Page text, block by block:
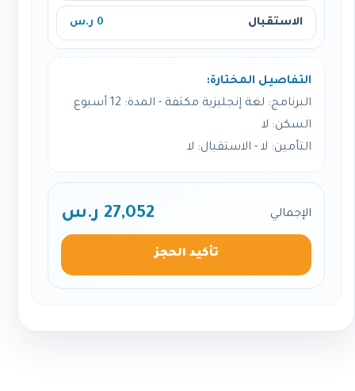
الاستقبال 0 ر.س
التفاصيل المختارة:
البرنامج: لغة إنجليزية مكثفة - المدة: 12 أسبوع
السكن: لا
التأمين: لا - الاستقبال: لا
الإجمالي 27,052 ر.س
تأكيد الحجز